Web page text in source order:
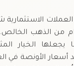
تُعدّ واحدة من أكثر
أي أن نسبة النقاء تبلغ
قياسي لتحديد أسعار